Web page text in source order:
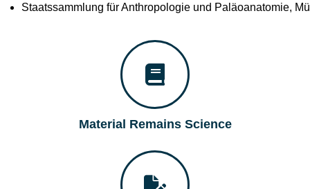
Staatssammlung für Anthropologie und Paläoanatomie,
Material Remains Science